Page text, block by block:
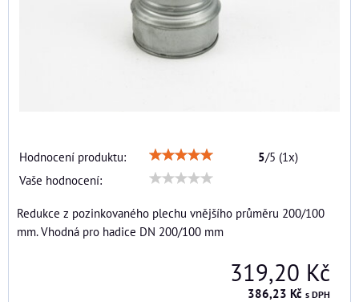
Hodnocení produktu: 5/5 (1x)
Vaše hodnocení:
Redukce z pozinkovaného plechu vnějšího průměru 200/100
mm. Vhodná pro hadice DN 200/100 mm
319,20 Kč
386,23 Kč s DPH